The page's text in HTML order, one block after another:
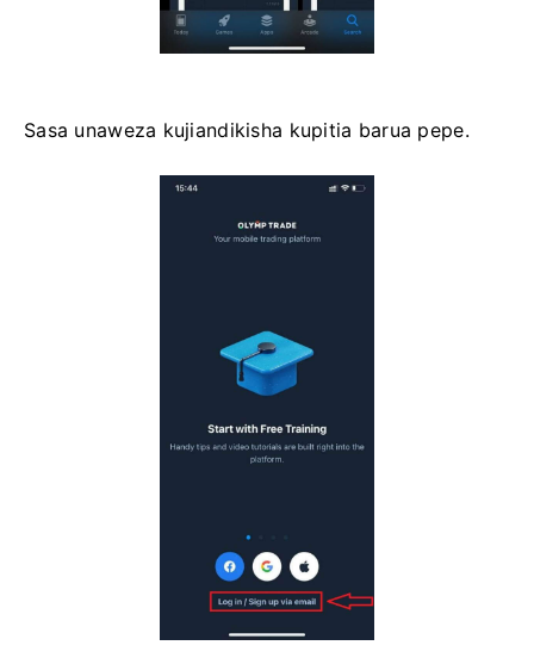
Sasa unaweza kujiandikisha kupitia barua pepe.